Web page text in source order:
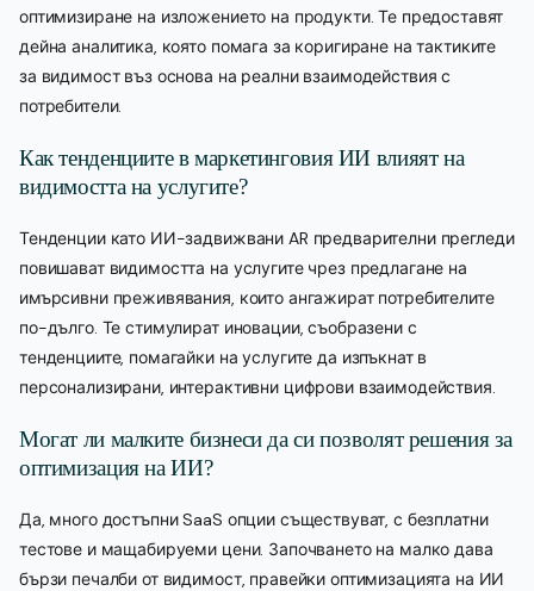
оптимизиране на изложението на продукти. Те предоставят
дейна аналитика, която помага за коригиране на тактиките
за видимост въз основа на реални взаимодействия с
потребители.
Как тенденциите в маркетинговия ИИ влияят на
видимостта на услугите?
Тенденции като ИИ-задвижвани AR предварителни прегледи
повишават видимостта на услугите чрез предлагане на
имърсивни преживявания, които ангажират потребителите
по-дълго. Те стимулират иновации, съобразени с
тенденциите, помагайки на услугите да изпъкнат в
персонализирани, интерактивни цифрови взаимодействия.
Могат ли малките бизнеси да си позволят решения за
оптимизация на ИИ?
Да, много достъпни SaaS опции съществуват, с безплатни
тестове и мащабируеми цени. Започването на малко дава
бързи печалби от видимост, правейки оптимизацията на ИИ